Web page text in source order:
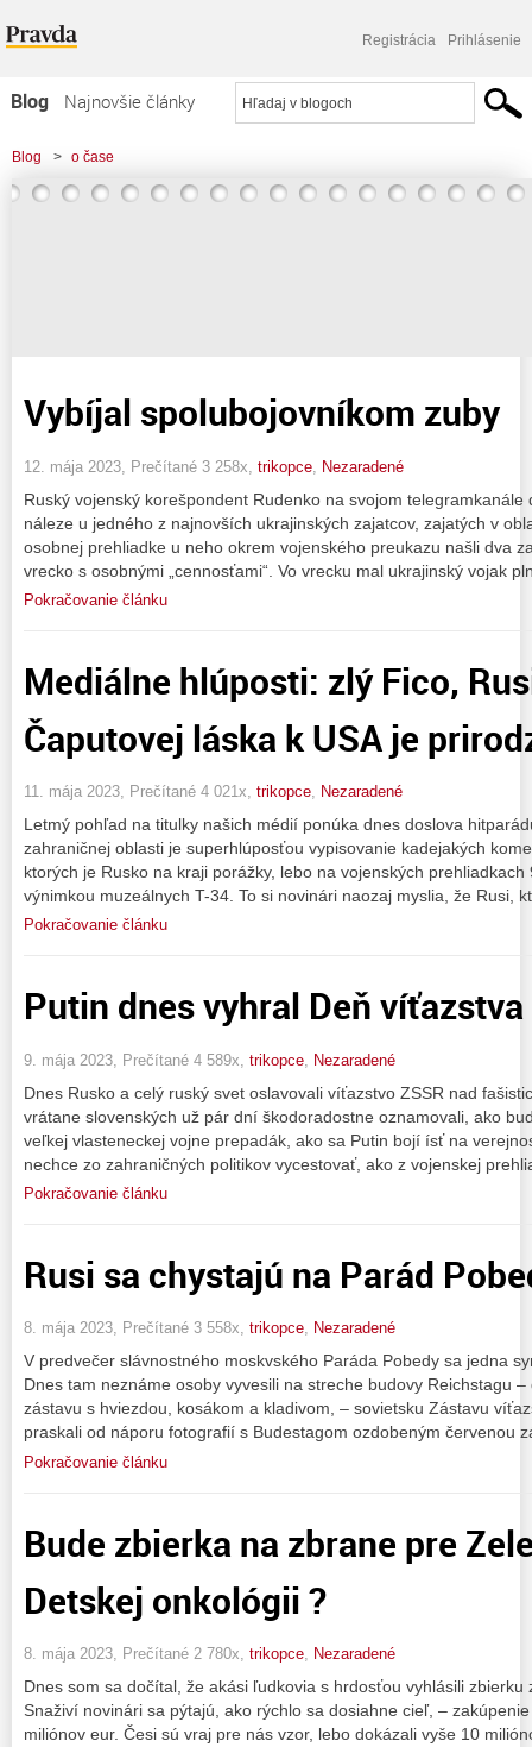
Registrácia Prihlásenie
Blog
Najnovšie články
Najčítanejšie články
Najkomentovanejšie články
Blog > o čase
Vybíjal spolubojovníkom zuby
12. mája 2023, Prečítané 3 258x, trikopce Nezaradené
Ruský vojenský korešpondent Rudenko na svojom
náleze u jedného z najnovších ukrajinských zajatcov, zajatých v
osobnej prehliadke u neho okrem vojenského preukazu našli dva
vrecko s osobnými „cennosťami“. Vo vrecku mal ukrajinský vojak
Pokračovanie článku
Mediálne hlúposti: zlý Fico,
Čaputovej láska k USA je
11. mája 2023, Prečítané 4 021x, trikopce, Nezaradené
Letmý pohľad na titulky našich médií ponúka dnes doslova
zahraničnej oblasti je superhlúposťou vypisovanie kadejakých
ktorých je Rusko na kraji porážky, lebo na vojenských
výnimkou muzeálnych T-34. To si novinári naozaj myslia, že Rusi,
Pokračovanie článku
Putin dnes vyhral Deň víťazstva
9. mája 2023, Prečítané 4 589x, trikopce Nezaradené
Dnes Rusko a celý ruský svet oslavovali víťazstvo ZSSR nad
vrátane slovenských už pár dní škodoradostne oznamovali, ako
veľkej vlasteneckej vojne prepadák, ako sa Putin bojí ísť na
nechce zo zahraničných politikov vycestovať, ako z vojenskej
Pokračovanie článku
Rusi sa chystajú na Parád
8. mája 2023, Prečítané 3 558x, trikopce, Nezaradené
V predvečer slávnostného moskvského Paráda Pobedy sa jedna
Dnes tam neznáme osoby vyvesili na streche budovy Reichstagu
zástavu s hviezdou, kosákom a kladivom, – sovietsku Zástavu
praskali od náporu fotografií s Budestagom ozdobeným červenou
Pokračovanie článku
Bude zbierka na zbrane pre
Detskej onkológii ?
8. mája 2023, Prečítané 2 780x, trikopce, Nezaradené
Dnes som sa dočítal, že akási ľudkovia s hrdosťou vyhlásili
Snaživí novinári sa pýtajú, ako rýchlo sa dosiahne cieľ, –
miliónov eur. Česi sú vraj pre nás vzor, lebo dokázali vyše 10